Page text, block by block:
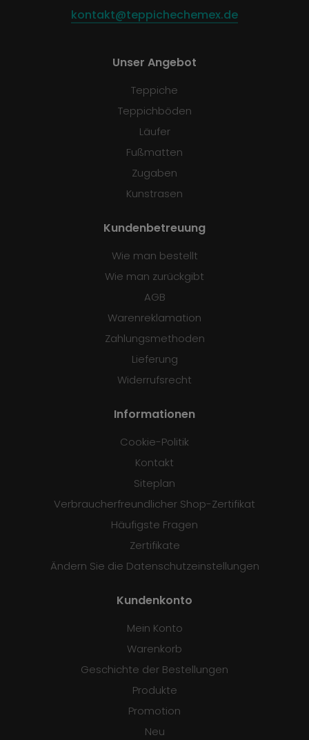
kontakt@teppichechemex.de
Unser Angebot
Teppiche
Teppichböden
Läufer
Fußmatten
Zugaben
Kunstrasen
Kundenbetreuung
Wie man bestellt
Wie man zurückgibt
AGB
Warenreklamation
Zahlungsmethoden
Lieferung
Widerrufsrecht
Informationen
Cookie-Politik
Kontakt
Siteplan
Verbraucherfreundlicher Shop-Zertifikat
Häufigste Fragen
Zertifikate
Ändern Sie die Datenschutzeinstellungen
Kundenkonto
Mein Konto
Warenkorb
Geschichte der Bestellungen
Produkte
Promotion
Neu